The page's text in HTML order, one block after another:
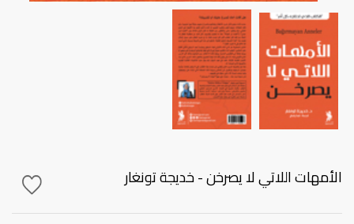
الأمهات اللاتي لا يصرخن - خديجة تونغار